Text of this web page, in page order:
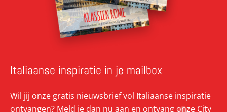
Italiaanse inspiratie in je mailbox
Wil jij onze gratis nieuwsbrief vol Italiaanse inspiratie
ontvangen? Meld je dan nu aan en ontvang onze City